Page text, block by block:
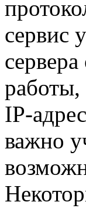
сервис
работы,
IP-
важно